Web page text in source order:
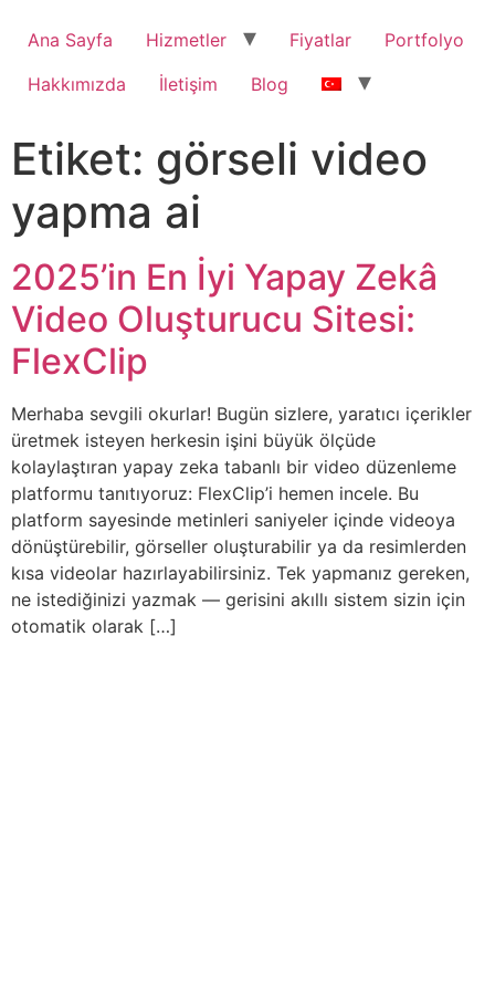
Ana Sayfa Hizmetler Fiyatlar
Portfolyo
Hakkımızda
İletişim Blog
Etiket: görseli video
yapma ai
2025’in En İyi Yapay Zekâ
Video Oluşturucu Sitesi:
FlexClip
Merhaba sevgili okurlar! Bugün sizlere, yaratıcı içerikler
üretmek isteyen herkesin işini büyük ölçüde
kolaylaştıran yapay zeka tabanlı bir video düzenleme
platformu tanıtıyoruz: FlexClip’i hemen incele. Bu
platform sayesinde metinleri saniyeler içinde videoya
dönüştürebilir, görseller oluşturabilir ya da resimlerden
kısa videolar hazırlayabilirsiniz. Tek yapmanız gereken,
ne istediğinizi yazmak — gerisini akıllı sistem sizin için
otomatik olarak […]